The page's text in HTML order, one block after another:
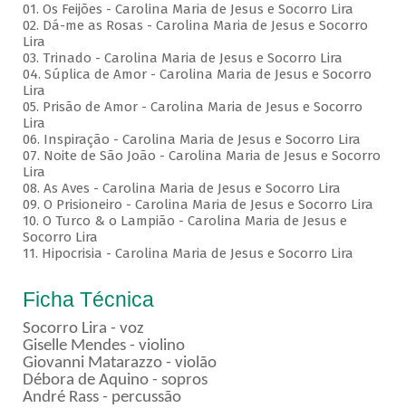
01. Os Feijões - Carolina Maria de Jesus e Socorro Lira
02. Dá-me as Rosas - Carolina Maria de Jesus e Socorro
Lira
03. Trinado - Carolina Maria de Jesus e Socorro Lira
04. Súplica de Amor - Carolina Maria de Jesus e Socorro
Lira
05. Prisão de Amor - Carolina Maria de Jesus e Socorro
Lira
06. Inspiração - Carolina Maria de Jesus e Socorro Lira
07. Noite de São João - Carolina Maria de Jesus e Socorro
Lira
08. As Aves - Carolina Maria de Jesus e Socorro Lira
09. O Prisioneiro - Carolina Maria de Jesus e Socorro Lira
10. O Turco & o Lampião - Carolina Maria de Jesus e
Socorro Lira
11. Hipocrisia - Carolina Maria de Jesus e Socorro Lira
Ficha Técnica
Socorro Lira - voz
Giselle Mendes - violino
Giovanni Matarazzo - violão
Débora de Aquino - sopros
André Rass - percussão